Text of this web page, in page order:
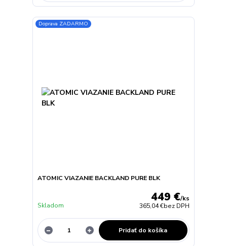
Doprava ZADARMO
ATOMIC VIAZANIE BACKLAND PURE BLK
449 €/ks
365,04 €bez DPH
Skladom
Pridať do košíka